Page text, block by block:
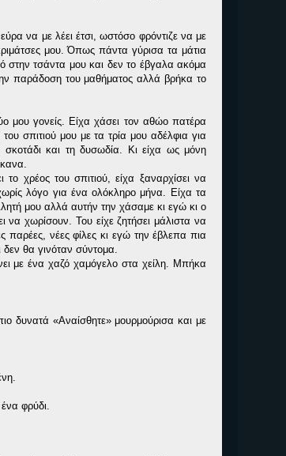
να με λέει έτσι, ωστόσο φρόντιζε να με
μου. Όπως πάντα γύρισα τα μάτια
στην τσάντα μου και δεν το έβγαλα ακόμα
παράδοση του μαθήματος αλλά βρήκα το
μου γονείς. Είχα χάσει τον αθώο πατέρα
σπιτιού μου με τα τρία μου αδέλφια για
και τη δυσωδία. Κι είχα ως μόνη
χρέος του σπιτιού, είχα ξαναρχίσει να
λόγο για ένα ολόκληρο μήνα. Είχα τα
μου αλλά αυτήν την χάσαμε κι εγώ κι ο
χωρίσουν. Του είχε ζητήσει μάλιστα να
παρέες, νέες φίλες κι εγώ την έβλεπα πια
θα γινόταν σύντομα.
με ένα χαζό χαμόγελο στα χείλη. Μπήκα
δυνατά «Αναίσθητε» μουρμούρισα και με
φρύδι.